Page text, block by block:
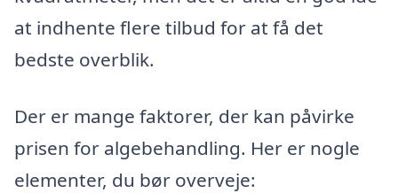
at indhente flere tilbud for at få det
bedste overblik.
Der er mange faktorer, der kan påvirke
prisen for algebehandling. Her er nogle
elementer, du bør overveje: